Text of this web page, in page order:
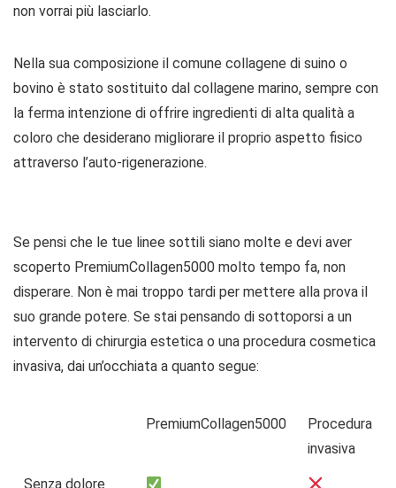
non vorrai più lasciarlo.
Nella sua composizione il comune collagene di suino o
bovino è stato sostituito dal collagene marino, sempre con
la ferma intenzione di offrire ingredienti di alta qualità a
coloro che desiderano migliorare il proprio aspetto fisico
attraverso l’auto-rigenerazione.
Se pensi che le tue linee sottili siano molte e devi aver
scoperto PremiumCollagen5000 molto tempo fa, non
disperare. Non è mai troppo tardi per mettere alla prova il
suo grande potere. Se stai pensando di sottoporsi a un
intervento di chirurgia estetica o una procedura cosmetica
invasiva, dai un’occhiata a quanto segue:
PremiumCollagen5000
Procedura
invasiva
Senza dolore